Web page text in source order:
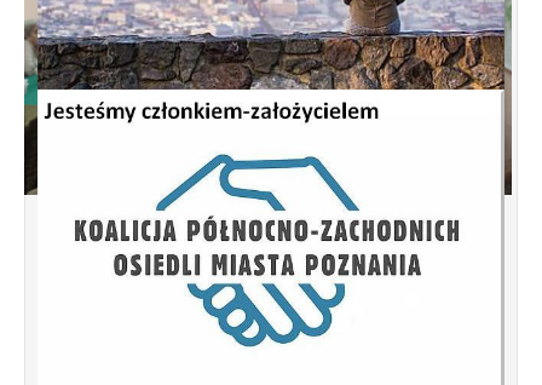
Spotkanie informacyjne w sprawie terenu
przy ulicy Przytocznej